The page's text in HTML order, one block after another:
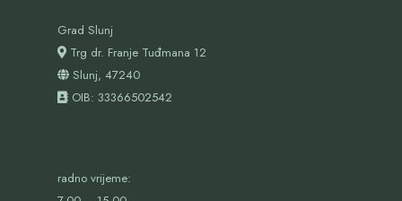
Grad Slunj
Trg dr. Franje Tuđmana 12
Slunj, 47240
OIB: 33366502542
radno vrijeme: